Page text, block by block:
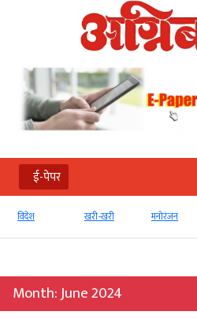
ई-पेपर
खरी-खरी मनोरंजन खेल
Month:June 2024